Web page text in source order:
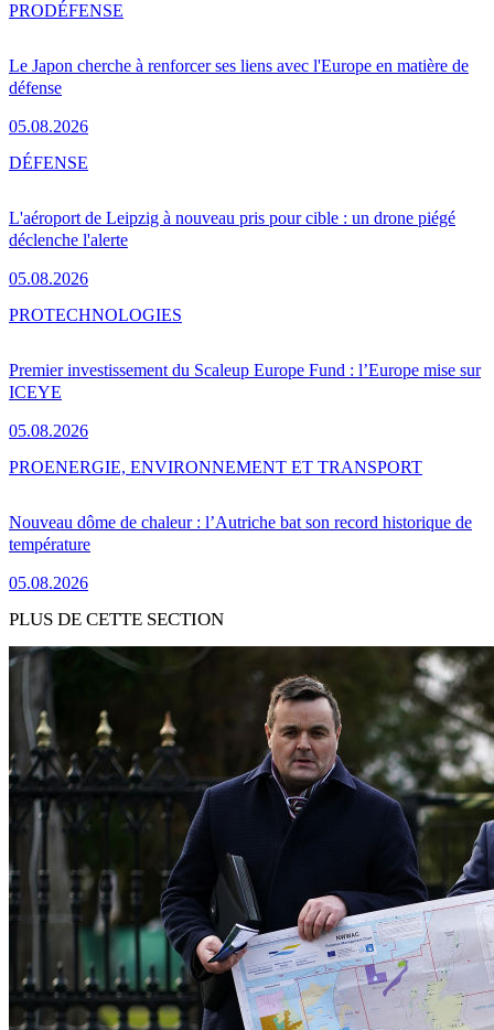
Le Japon cherche à renforcer ses liens avec l'Europe en matière de
défense
05.08.2026
PRODÉFENSE
L'aéroport de Leipzig à nouveau pris pour cible : un drone piégé
déclenche l'alerte
05.08.2026
DÉFENSE
Premier investissement du Scaleup Europe Fund : l’Europe mise sur
ICEYE
05.08.2026
PROTECHNOLOGIES
Nouveau dôme de chaleur : l’Autriche bat son record historique de
température
05.08.2026
PROENERGIE, ENVIRONNEMENT ET TRANSPORT
PLUS DE CETTE SECTION